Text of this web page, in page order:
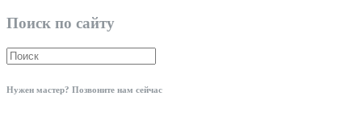
Поиск по сайту
Нужен мастер? Позвоните нам сейчас